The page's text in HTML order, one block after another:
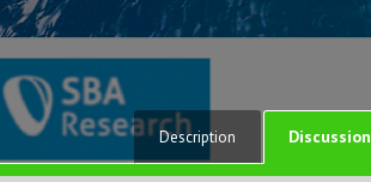
Description
Discussion